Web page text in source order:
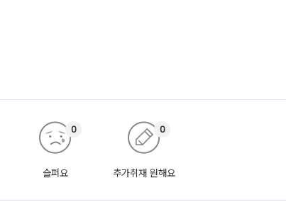
슬퍼요
0
추가취재 원해요
0